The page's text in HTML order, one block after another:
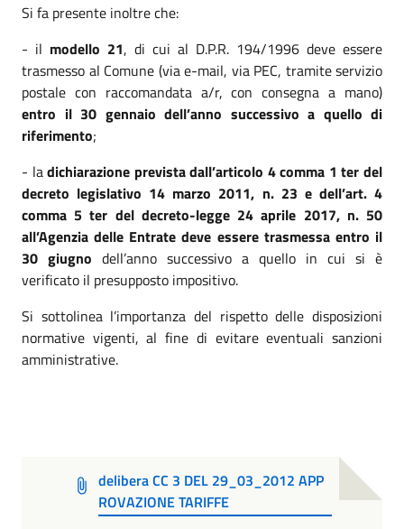
Si fa presente inoltre che:
- il modello 21, di cui al D.P.R. 194/1996 deve essere
trasmesso al Comune (via e-mail, via PEC, tramite servizio
postale con raccomandata a/r, con consegna a mano)
entro il 30 gennaio dell’anno successivo a quello di
riferimento;
- ladichiarazione prevista dall’articolo 4 comma 1 ter del
decreto legislativo 14 marzo 2011, n. 23 e dell’art. 4
comma 5 ter del decreto-legge 24 aprile 2017, n. 50
all’Agenzia delle Entrate deve essere trasmessa entro il
30 giugno dell’anno successivo a quello in cui si è
verificato il presupposto impositivo.
Si sottolinea l’importanza del rispetto delle disposizioni
normative vigenti, al fine di evitare eventuali sanzioni
amministrative.
delibera CC 3 DEL 29_03_2012 APP
ROVAZIONE TARIFFE